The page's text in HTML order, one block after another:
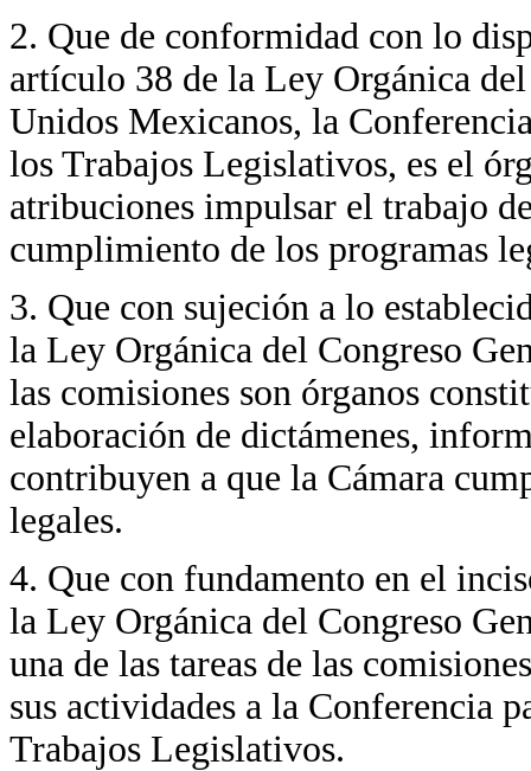
2. Que de conformidad con lo
artículo 38 de la Ley Orgánica
Unidos Mexicanos, la
los Trabajos Legislativos, es el
atribuciones impulsar el trabajo
cumplimiento de los programas
3. Que con sujeción a lo
la Ley Orgánica del Congreso
las comisiones son órganos
elaboración de dictámenes,
contribuyen a que la Cámara
legales.
4. Que con fundamento en el
la Ley Orgánica del Congreso
una de las tareas de las
sus actividades a la Conferencia
Trabajos Legislativos.